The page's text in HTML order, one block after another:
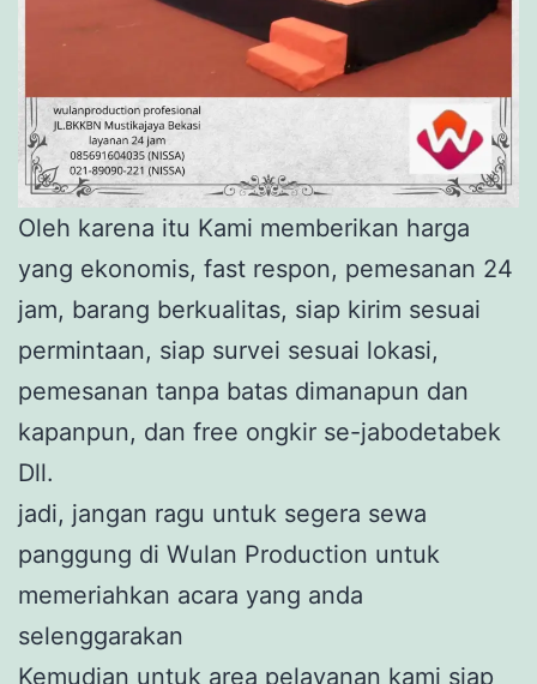
Oleh karena itu Kami memberikan harga
yang ekonomis, fast respon, pemesanan 24
jam, barang berkualitas, siap kirim sesuai
permintaan, siap survei sesuai lokasi,
pemesanan tanpa batas dimanapun dan
kapanpun, dan free ongkir se-jabodetabek
Dll.
jadi, jangan ragu untuk segera sewa
panggung di Wulan Production untuk
memeriahkan acara yang anda
selenggarakan
Kemudian untuk area pelayanan kami siap